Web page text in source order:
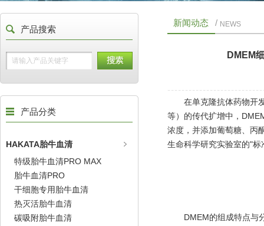
产品搜索
产品分类
HAKATA胎牛血清
特级胎牛血清PRO MAX
胎牛血清PRO
干细胞专用胎牛血清
热灭活胎牛血清
碳吸附胎牛血清
新闻动态 / NEWS
DMEM
在单克隆抗体药物开发
等）的传代扩增中，
浓度，并添加葡萄糖、丙
生命科学研究实验室的"标
DMEM的组成特点与